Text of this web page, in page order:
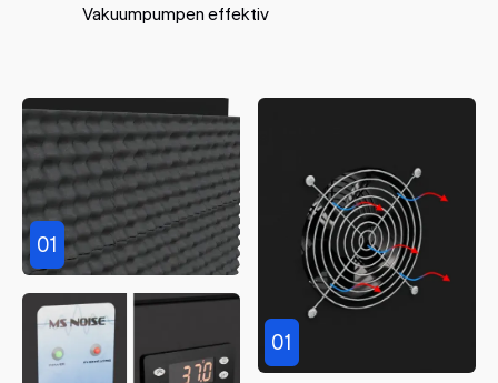
Vakuumpumpen effektiv
01
01